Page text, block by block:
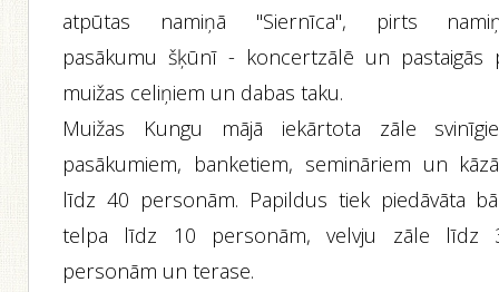
atpūtas namiņā "Siernīca", pirts
pasākumu šķūnī - koncertzālē un pastaigās
muižas celiņiem un dabas taku.
Muižas Kungu mājā iekārtota zāle
pasākumiem, banketiem, semināriem un
līdz 40 personām. Papildus tiek piedāvāta
telpa līdz 10 personām, velvju zāle līdz
personām un terase.